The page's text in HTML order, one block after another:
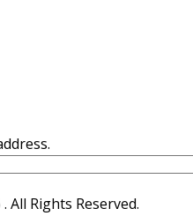
All Rights Reserved.